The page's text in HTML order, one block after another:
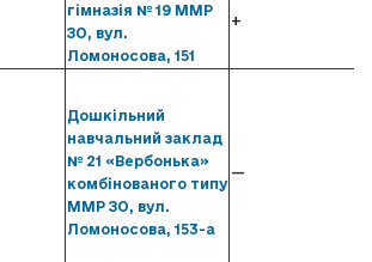
гімназія № 19 ММР
ЗО, вул.
Ломоносова, 151
+
Дошкільний
навчальний заклад
№ 21 «Вербонька»
комбінованого типу
ММР ЗО, вул.
Ломоносова, 153-а
—